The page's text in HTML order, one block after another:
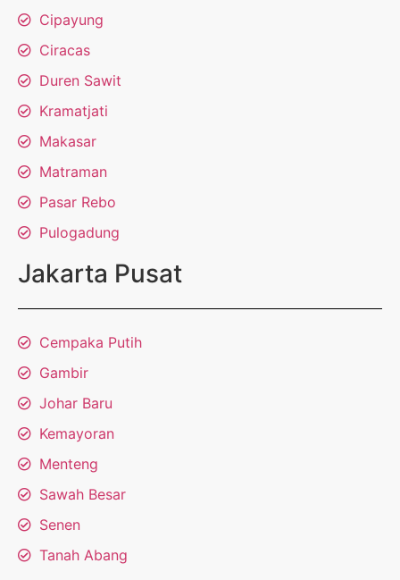
Cipayung
Ciracas
Duren Sawit
Kramatjati
Makasar
Matraman
Pasar Rebo
Pulogadung
Jakarta Pusat
Cempaka Putih
Gambir
Johar Baru
Kemayoran
Menteng
Sawah Besar
Senen
Tanah Abang